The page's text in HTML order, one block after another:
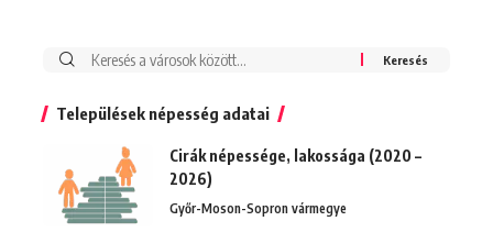
Keresés:
Települések népesség adatai
Cirák népessége, lakossága (2020 –
2026)
Győr-Moson-Sopron vármegye